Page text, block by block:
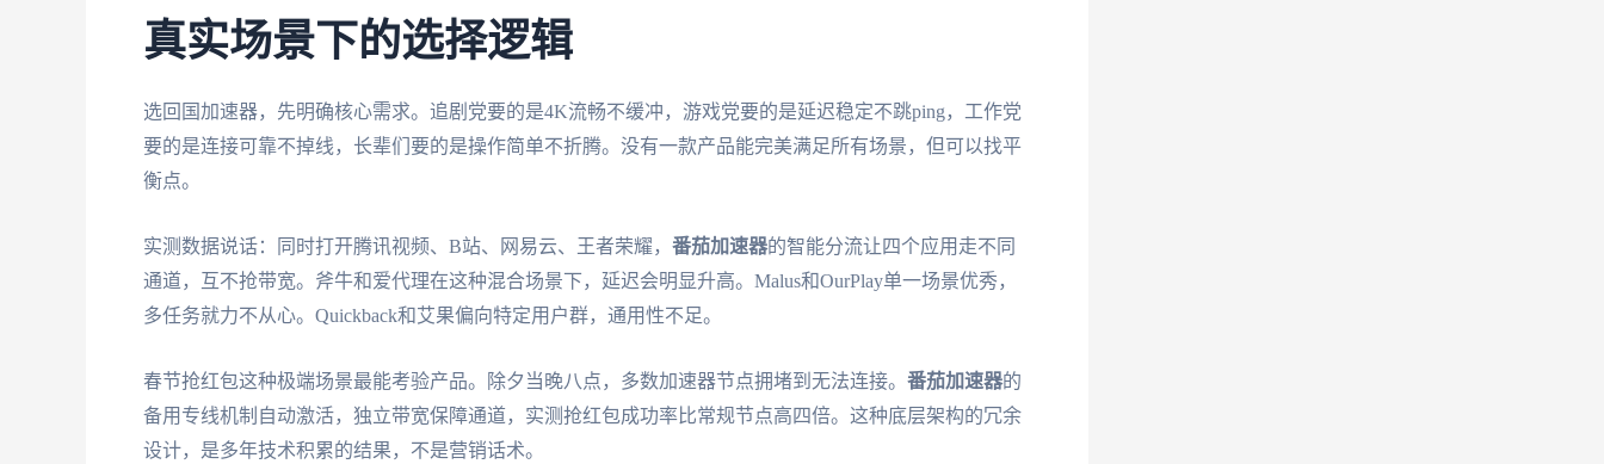
真实场景下的选择逻辑
选回国加速器，先明确核心需求。追剧党要的是4K流畅不缓冲，游戏党要的是延迟稳定不跳ping，工作党
要的是连接可靠不掉线，长辈们要的是操作简单不折腾。没有一款产品能完美满足所有场景，但可以找平
衡点。
实测数据说话：同时打开腾讯视频、B站、网易云、王者荣耀， 番茄加速器的智能分流让四个应用走不同
通道，互不抢带宽。斧牛和爱代理在这种混合场景下，延迟会明显升高。Malus和OurPlay单一场景优秀，
多任务就力不从心。Quickback和艾果偏向特定用户群，通用性不足。
春节抢红包这种极端场景最能考验产品。除夕当晚八点，多数加速器节点拥堵到无法连接。 番茄加速器的
备用专线机制自动激活，独立带宽保障通道，实测抢红包成功率比常规节点高四倍。这种底层架构的冗余
设计，是多年技术积累的结果，不是营销话术。